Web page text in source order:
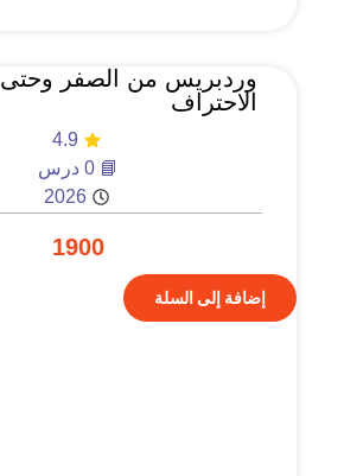
وردبريس من الصفر وحتى
الاحتراف
4.9
📘 0 درس
2026
إضافة إلى السلة
1900